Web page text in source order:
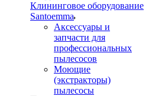
Клининговое оборудование
Santoemma
Аксессуары и
запчасти для
профессиональных
пылесосов
Моющие
(экстракторы)
пылесосы